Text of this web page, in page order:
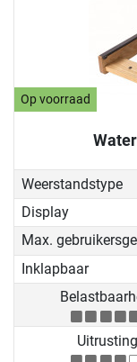
Op voorraad
Weerstandstype
Display
Max.
Inklapbaar
Uitrusting